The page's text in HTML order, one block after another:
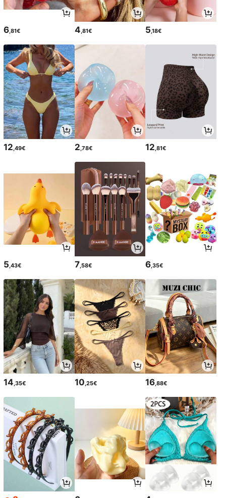
6 ,81€ 4 ,81€ 5 ,18€
12,49€ 2,78€ 12,81€
5,43€ 7,58€ 6,35€
14 ,35€ 10 ,25€ 16 ,88€